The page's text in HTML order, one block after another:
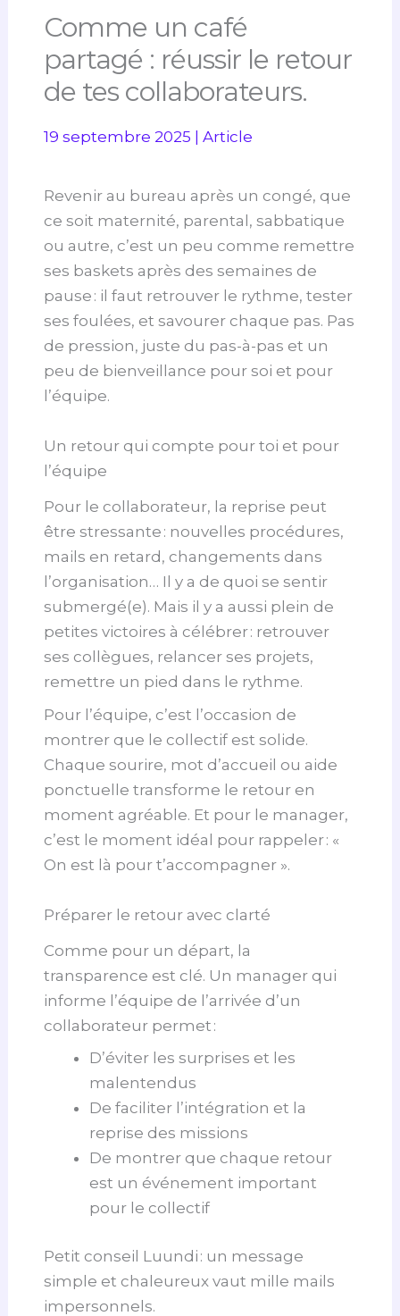
Comme un café
partagé : réussir le retour
de tes collaborateurs.
19 septembre 2025 |Article
Revenir au bureau après un congé, que
ce soit maternité, parental, sabbatique
ou autre, c’est un peu comme remettre
ses baskets après des semaines de
pause : il faut retrouver le rythme, tester
ses foulées, et savourer chaque pas. Pas
de pression, juste du pas-à-pas et un
peu de bienveillance pour soi et pour
l’équipe.
Un retour qui compte pour toi et pour
l’équipe
Pour le collaborateur, la reprise peut
être stressante : nouvelles procédures,
mails en retard, changements dans
l’organisation… Il y a de quoi se sentir
submergé(e). Mais il y a aussi plein de
petites victoires à célébrer : retrouver
ses collègues, relancer ses projets,
remettre un pied dans le rythme.
Pour l’équipe, c’est l’occasion de
montrer que le collectif est solide.
Chaque sourire, mot d’accueil ou aide
ponctuelle transforme le retour en
moment agréable. Et pour le manager,
c’est le moment idéal pour rappeler : «
On est là pour t’accompagner ».
Préparer le retour avec clarté
Comme pour un départ, la
transparence est clé. Un manager qui
informe l’équipe de l’arrivée d’un
collaborateur permet :
D’éviter les surprises et les
malentendus
De faciliter l’intégration et la
reprise des missions
De montrer que chaque retour
est un événement important
pour le collectif
Petit conseil Luundi : un message
simple et chaleureux vaut mille mails
impersonnels.